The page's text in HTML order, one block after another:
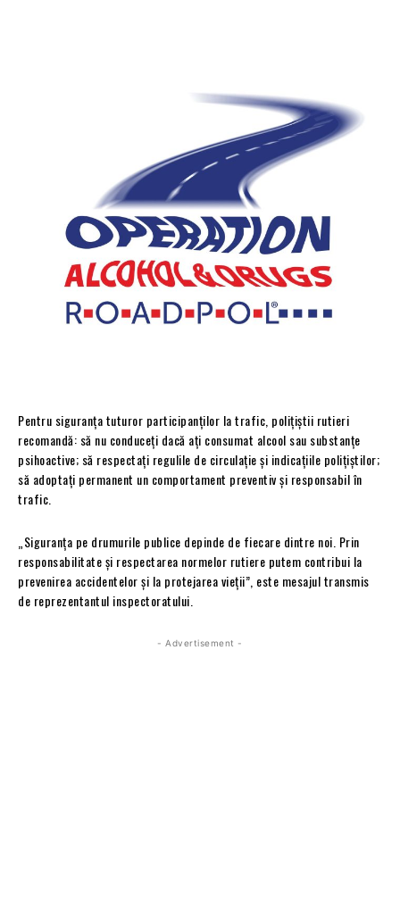
Pentru siguranța tuturor participanților la trafic, polițiștii rutieri
recomandă: să nu conduceți dacă ați consumat alcool sau substanțe
psihoactive; să respectați regulile de circulație și indicațiile polițiștilor;
să adoptați permanent un comportament preventiv și responsabil în
trafic.
„Siguranța pe drumurile publice depinde de fiecare dintre noi. Prin
responsabilitate și respectarea normelor rutiere putem contribui la
prevenirea accidentelor și la protejarea vieții”, este mesajul transmis
de reprezentantul inspectoratului.
- Advertisement -